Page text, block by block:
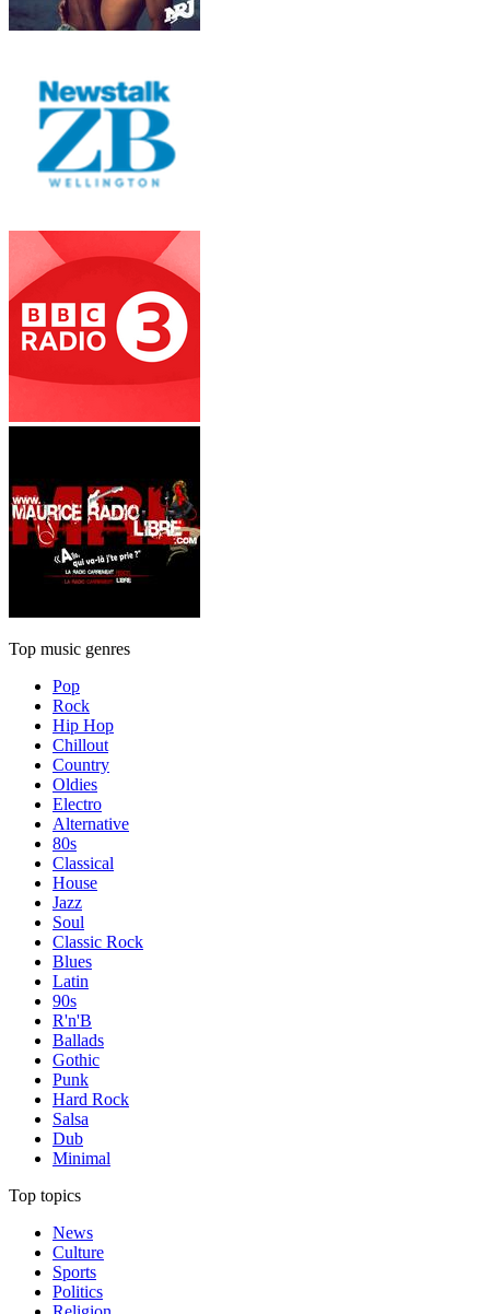
Top music genres
Pop
Rock
Hip Hop
Chillout
Country
Oldies
Electro
Alternative
80s
Classical
House
Jazz
Soul
Classic Rock
Blues
Latin
90s
R'n'B
Ballads
Gothic
Punk
Hard Rock
Salsa
Dub
Minimal
Top topics
News
Culture
Sports
Politics